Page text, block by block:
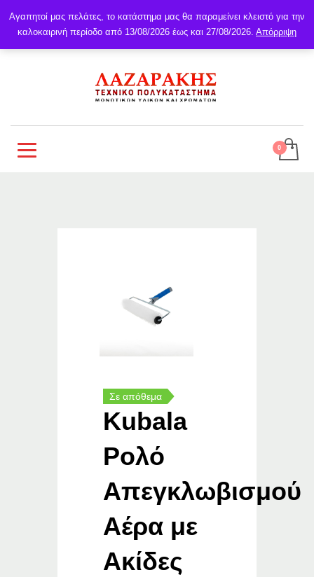
Σε απόθεμα
Kubala
Ρολό
Απεγκλωβισμού
Αέρα με
Ακίδες
Αγαπητοί μας πελάτες, το κατάστημα μας θα παραμείνει κλειστό για την
καλοκαιρινή περίοδο από 13/08/2026 έως και 27/08/2026. Απόρριψη